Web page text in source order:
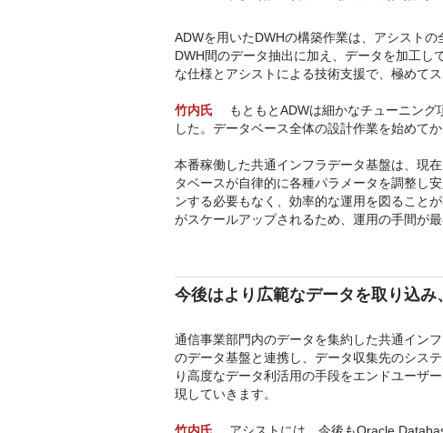
ADWを用いたDWHの構築作業は、アシスト
DWH間のデータ抽出に加え、データを加工
な仕様とアシストによる技術支援で、極めて
竹内氏
もともとADWは細かなチューニング
した。データベース全体の設計作業を始めて
本番稼働した共通インフラデータ基盤は、現
タベースが自律的に各種パラメータを調整し
ンする必要もなく、効率的な運用を図ること
がスケールアップされるため、運用の手間が
今後はより広範なデータを取り込
通信事業部門内のデータを集約した共通イン
のデータ基盤と連携し、データ収集先のシス
り高度なデータ利活用の手段をエンドユーザ
現していきます。
竹内氏 アシストには、今後もOracle